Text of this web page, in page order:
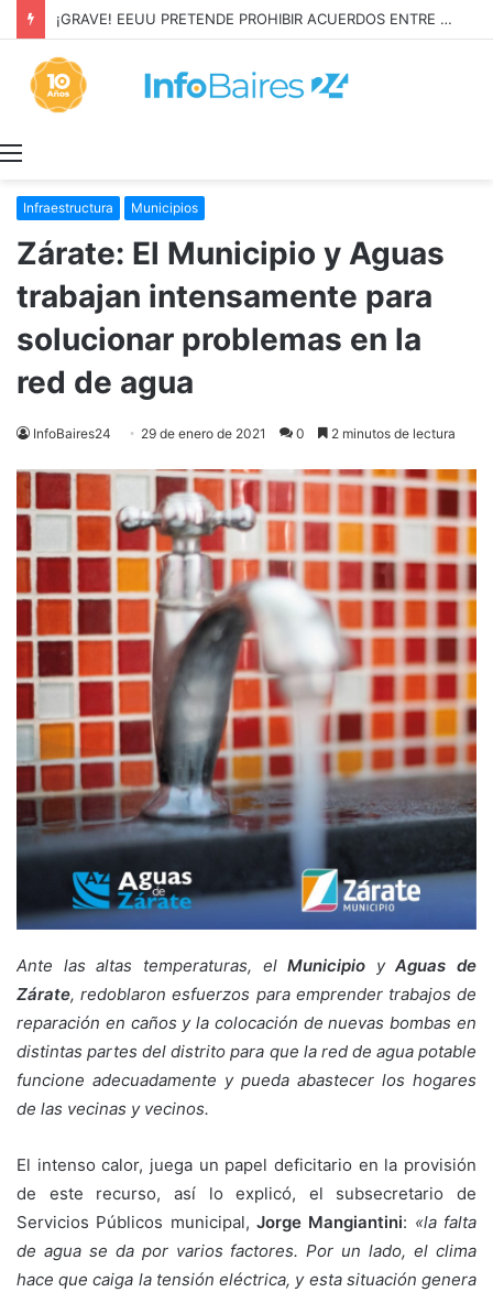
¡GRAVE! EEUU PRETENDE PROHIBIR ACUERDOS ENTRE CHINA Y UNA COOPERATIVA EN NEUQUÉN
Infraestructura Municipios
Zárate: El Municipio y Aguas
trabajan intensamente para
solucionar problemas en la
red de agua
InfoBaires24 29 de enero de 2021 0 2 minutos de lectura
Ante las altas temperaturas, elMunicipio yAguas de
Zárate, redoblaron esfuerzos para emprender trabajos de
reparación en caños y la colocación de nuevas bombas en
distintas partes del distrito para que la red de agua potable
funcione adecuadamente y pueda abastecer los hogares
de las vecinas y vecinos.
El intenso calor, juega un papel deficitario en la provisión
de este recurso, así lo explicó, el subsecretario de
Servicios Públicos municipal, Jorge Mangiantini: «la falta
de agua se da por varios factores. Por un lado, el clima
hace que caiga la tensión eléctrica, y esta situación genera